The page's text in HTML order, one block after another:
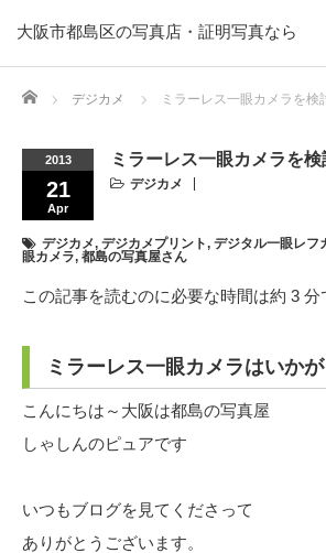
大阪市都島区の写真店・証明写真なら
Home デジカメ ミラーレス一眼カメラを検
2013
21
Apr
ミラーレス一眼カメラを
デジカメ
デジカメ, デジカメプリント, デジタル一眼レフ
眼カメラ, 都島の写真屋さん
この記事を読むのに必要な時間は約 3 分
ミラーレス一眼カメラはいかが
こんにちは～大阪は都島の写真屋
しゃしんのピュアです
いつもブログを見てくださって
ありがとうございます。